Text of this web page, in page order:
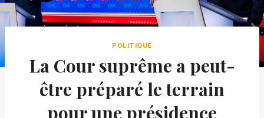
POLITIQUE
La Cour suprême a peut-
être préparé le terrain
pour une présidence